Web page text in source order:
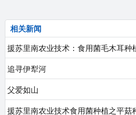
相关新闻
援苏里南农业技术：食用菌毛木耳种
追寻伊犁河
父爱如山
援苏里南农业技术食用菌种植之平菇